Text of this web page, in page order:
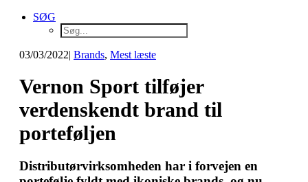
SØG
03/03/2022| Brands, Mest læste
Vernon Sport tilføjer
verdenskendt brand til
porteføljen
Distributørvirksomheden har i forvejen en